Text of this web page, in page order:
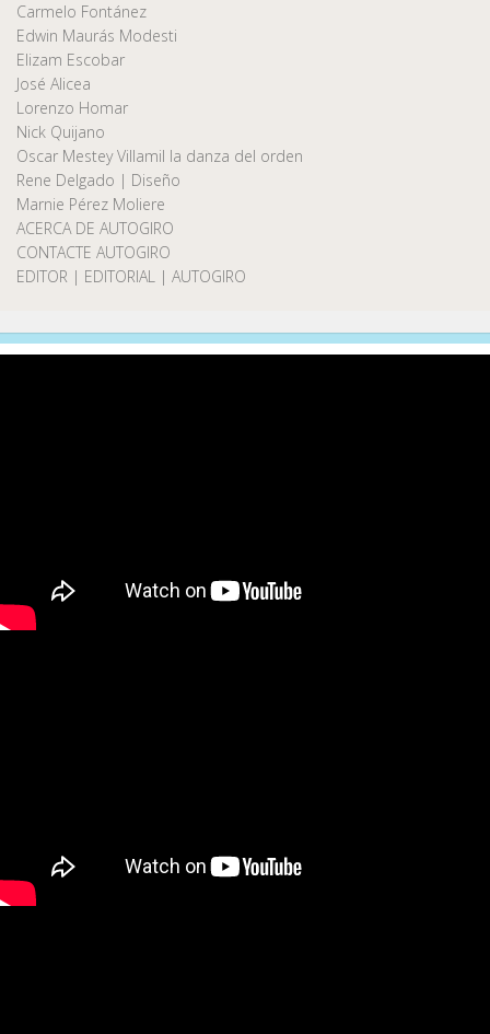
Carmelo Fontánez
Edwin Maurás Modesti
Elizam Escobar
José Alicea
Lorenzo Homar
Nick Quijano
Oscar Mestey Villamil la danza del orden
Rene Delgado | Diseño
Marnie Pérez Moliere
ACERCA DE AUTOGIRO
CONTACTE AUTOGIRO
EDITOR | EDITORIAL | AUTOGIRO